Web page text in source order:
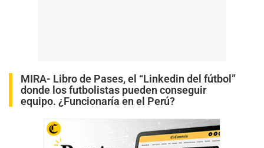
MIRA- Libro de Pases, el “Linkedin del fútbol”
donde los futbolistas pueden conseguir
equipo. ¿Funcionaría en el Perú?